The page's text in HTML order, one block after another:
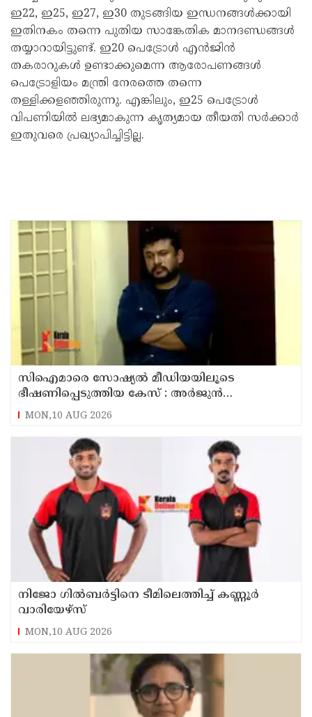
ഇ22, ഇ25, ഇ27, ഇ30 തുടങ്ങിയ ഇന്ധനങ്ങൾക്കായി
ഇതിനകം തന്നെ പുതിയ സാങ്കേതിക മാനദണ്ഡങ്ങൾ
തയ്യാറായിട്ടുണ്ട്. ഇ20 പെട്രോൾ എൻജിൻ
തകരാറുകൾ ഉണ്ടാക്കുമെന്ന ആരോപണങ്ങൾ
പെട്രോളിയം മന്ത്രി നേരത്തെ തന്നെ
തള്ളിക്കളഞ്ഞിരുന്നു. എങ്കിലും, ഇ25 പെട്രോൾ
വിപണിയിൽ ലഭ്യമാകുന്ന കൃത്യമായ തീയതി സർക്കാർ
ഇതുവരെ പ്രഖ്യാപിച്ചിട്ടില്ല.
സിഐമാരെ സോഷ്യൽ മീഡിയയിലൂടെ
ഭീഷണിപ്പെടുത്തിയ കേസ് : അർജുൻ
ആയങ്കിയുടെ വീട്ടിൽ നിന്നും ലാപ്ടോപ്പ്
പിടിച്ചെടുത്ത്‌ പോലീസ്
MON,10 AUG 2026
നിജോ ഗിൽബർട്ടിനെ ടീമിലെത്തിച്ച് കണ്ണൂർ
വാരിയേഴ്സ്
MON,10 AUG 2026